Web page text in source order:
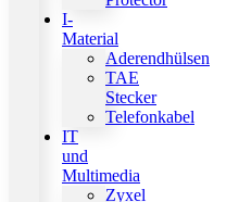
I-
Material
Aderendhülsen
TAE
Stecker
Telefonkabel
IT
und
Multimedia
Zyxel